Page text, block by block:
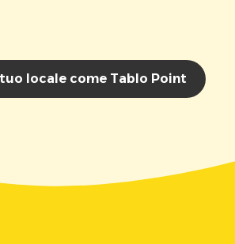
locale come Tablo Point